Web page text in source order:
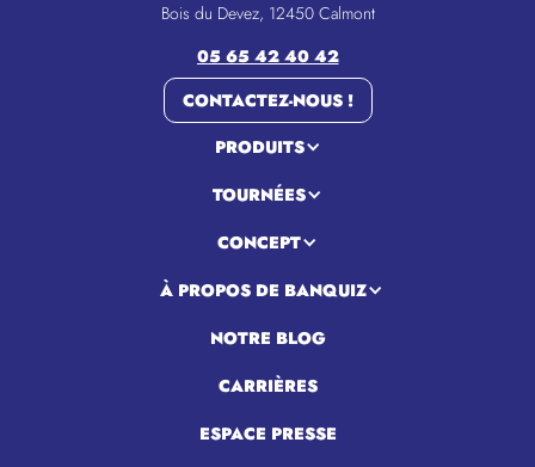
Bois du Devez, 12450 Calmont
05 65 42 40 42
CONTACTEZ-NOUS !
PRODUITS
TOURNÉES
CONCEPT
À PROPOS DE BANQUIZ
NOTRE BLOG
CARRIÈRES
ESPACE PRESSE